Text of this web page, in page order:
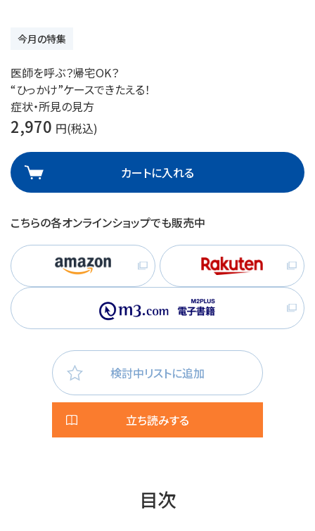
今月の特集
医師を呼ぶ？帰宅OK？
“ひっかけ”ケースできたえる！
症状・所見の見方
2,970 円(税込)
カートに入れる
こちらの各オンラインショップでも販売中
検討中リストに追加
立ち読みする
目次